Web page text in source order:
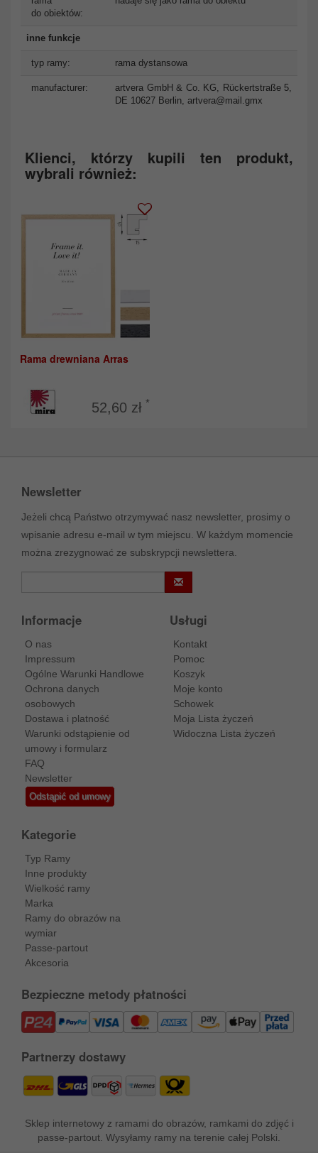
do obiektów:
inne funkcje
typ ramy: rama dystansowa
manufacturer:
artvera GmbH & Co. KG, Rückertstraße 5,
DE 10627 Berlin, artvera@mail.gmx
Klienci, którzy kupili ten produkt,
wybrali również:
Rama drewniana Arras
52,60 zł *
Newsletter
Jeżeli chcą Państwo otrzymywać nasz newsletter, prosimy o
wpisanie adresu e-mail w tym miejscu. W każdym momencie
można zrezygnować ze subskrypcji newslettera.
Informacje
O nas
Impressum
Ogólne Warunki Handlowe
Ochrona danych
osobowych
Dostawa i platność
Warunki odstąpienie od
umowy i formularz
FAQ
Newsletter
Odstąpić od umowy
Usługi
Kontakt
Pomoc
Koszyk
Moje konto
Schowek
Moja Lista życzeń
Widoczna Lista życzeń
Kategorie
Typ Ramy
Inne produkty
Wielkość ramy
Marka
Ramy do obrazów na
wymiar
Passe-partout
Akcesoria
Bezpieczne metody płatności
Partnerzy dostawy
Sklep internetowy z ramami do obrazów, ramkami do zdjęć i
passe-partout. Wysyłamy ramy na terenie całej Polski.